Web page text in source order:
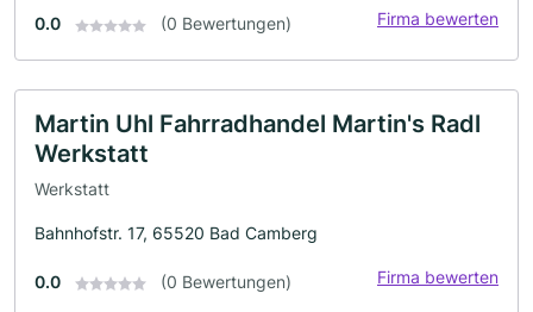
0.0 (0 Bewertungen) Firma bewerten
Martin Uhl Fahrradhandel Martin's Radl
Werkstatt
Werkstatt
Bahnhofstr. 17, 65520 Bad Camberg
0.0 (0 Bewertungen) Firma bewerten